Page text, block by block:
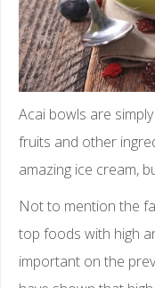
Acai bowls are
fruits and other
amazing ice cream,
Not to mention the
top foods with high
important on the